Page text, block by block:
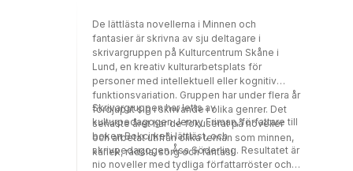
De lättlästa novellerna i Minnen och
fantasier är skrivna av sju deltagare i
skrivargruppen på Kulturcentrum Skåne i
Lund, en kreativ kulturarbetsplats för
personer med intellektuell eller kognitiv
funktionsvariation. Gruppen har under flera år
fördjupat sig i skrivande i olika genrer. Det
senaste året har de fokuserat på noveller
och arbetat utifrån olika teman som minnen,
kärlek, rädsla, sorg och fantasi.
Skrivargruppen har letts av
kulturpedagogen Jenny Friman, författare till
boken Bokcirkel i lättläst, och
skrivpedagogen Åsa Söderling. Resultatet är
nio noveller med tydliga författarröster och